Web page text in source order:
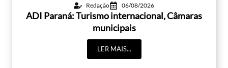
Redação 06/08/2026
ADI Paraná: Turismo internacional, Câmaras
municipais
LER MAIS...